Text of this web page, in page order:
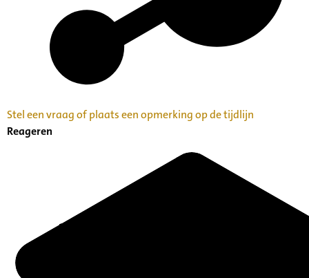
Stel een vraag of plaats een opmerking op de tijdlijn
Reageren